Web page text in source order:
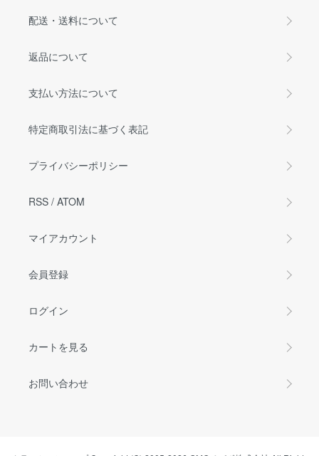
配送・送料について
返品について
支払い方法について
特定商取引法に基づく表記
プライバシーポリシー
RSS / ATOM
マイアカウント
会員登録
ログイン
カートを見る
お問い合わせ